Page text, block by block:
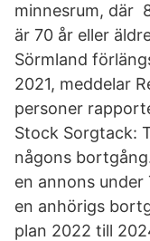
minnesrum, där
är 70 år eller
Sörmland
2021, meddelar
personer
Stock Sorgtack:
någons
en annons under
en anhörigs
plan 2022 till